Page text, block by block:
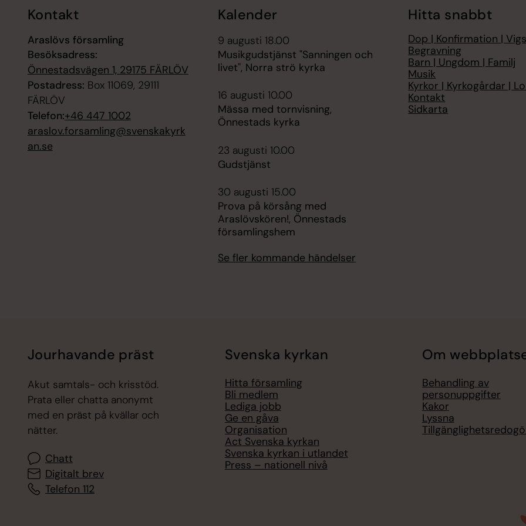
Kontakt
Araslövs församling
Besöksadress:
Önnestadsvägen 1, 29175 FÄRLÖV
Postadress: Box 11069, 29111
FÄRLÖV
Telefon:+46 447 1002
araslov.forsamling@svenskakyrk
an.se
Kalender
9 augusti 18.00
Musikgudstjänst "Sanningen och
livet", Norra strö kyrka
16 augusti 10.00
Mässa med tornvisning,
Önnestads kyrka
23 augusti 10.00
Gudstjänst
30 augusti 15.00
Prova på körsång med
Araslövskören!, Önnestads
församlingshem
Se fler kommande händelser
Hitta snabbt
Dop | Konfirmation |
Begravning
Barn | Ungdom | Familj
Musik
Kyrkor | Kyrkogårdar |
Kontakt
Sidkarta
Jourhavande präst
Akut samtals- och krisstöd.
Prata eller chatta anonymt
med en präst på kvällar och
nätter.
Chatt
Digitalt brev
Telefon 112
Svenska kyrkan
Hitta församling
Bli medlem
Lediga jobb
Ge en gåva
Organisation
Act Svenska kyrkan
Svenska kyrkan i utlandet
Press – nationell nivå
Om
Behandling av
personuppgifter
Kakor
Lyssna